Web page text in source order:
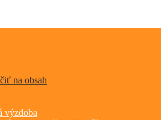
na obsah
výzdoba